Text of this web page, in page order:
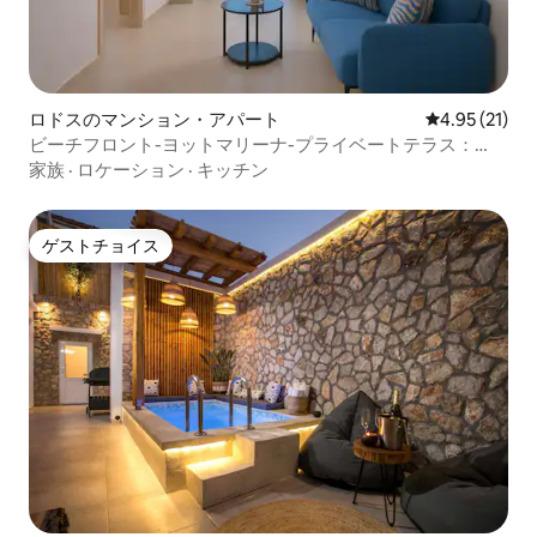
ロドスのマンション・アパート レビュー21
4.95 (21)
ビーチフロント-ヨットマリーナ-プライベートテラス：
Aquavista Home
家族 · ロケーション · キッチン
ゲストチョイス
ゲストチョイス